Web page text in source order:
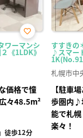
ワーマンシ
《1LDK》
お気
に入
り登
価格で憧
々48.5m²
徒歩12分
すすきの
♪スマー
札幌市中
【駐車
歩圏内♪
能で札
楽々！